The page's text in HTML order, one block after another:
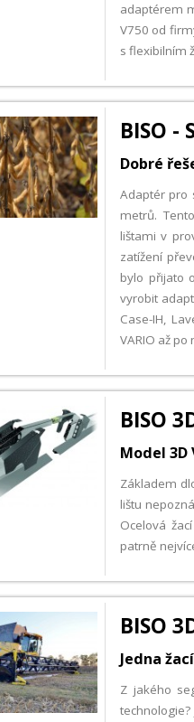
adaptérem
V750 od
s flexibilním
BISO -
Dobré
Adaptér pro
metrů.
lištami v
zatížení
bylo přijato
vyrobit
Case-IH,
VARIO až
BISO
Model 3D
Základem
lištu
Ocelová
patrně
BISO
Jedna
Z jakého